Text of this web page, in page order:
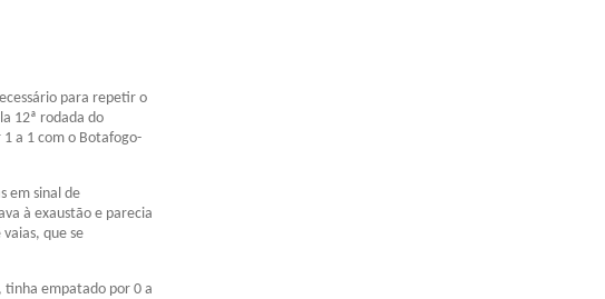
para repetir o
12ª rodada do
a 1 com o Botafogo-
em sinal de
à exaustão e parecia
que se
tinha empatado por 0 a